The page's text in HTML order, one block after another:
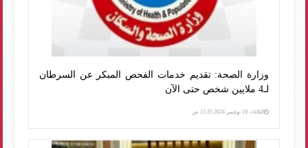
وزارة الصحة: تقديم خدمات الفحص المبكر عن السرطان
لـ4 ملايين شخص حتى الآن
الثلاثاء، 19 نوفمبر 2024 11:35 ص